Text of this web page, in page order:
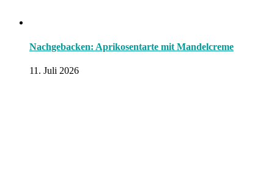
Nachgebacken: Aprikosentarte mit Mandelcreme
11. Juli 2026